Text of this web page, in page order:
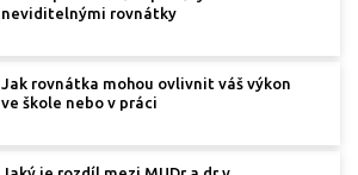
neviditelnými rovnátky
Jak rovnátka mohou ovlivnit váš výkon
ve škole nebo v práci